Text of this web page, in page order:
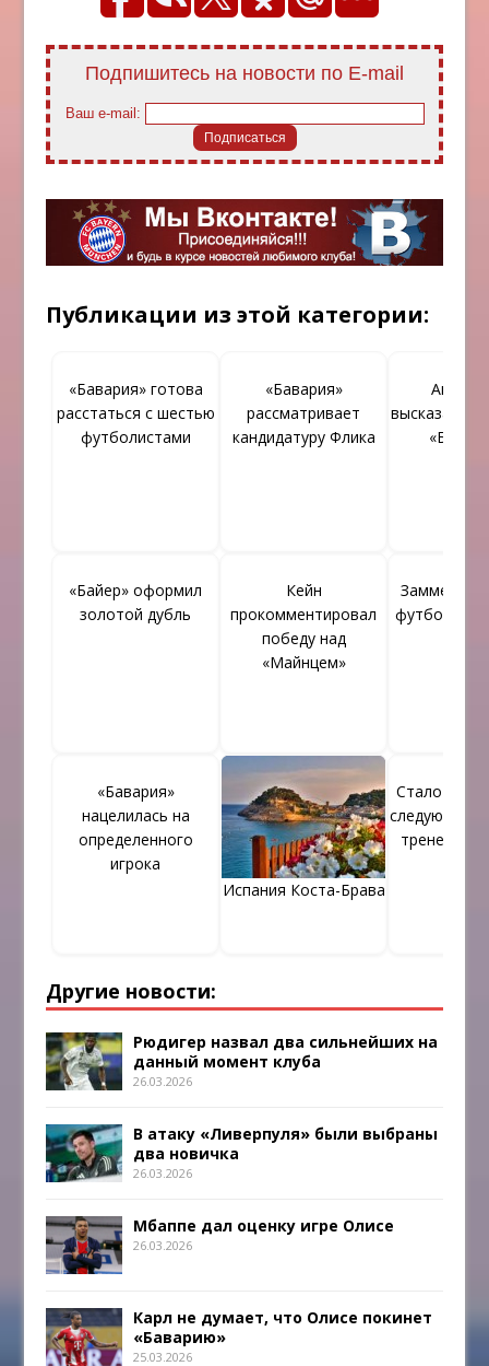
Подпишитесь на новости по E-mail
Ваш e-mail:
Публикации из этой категории:
«Бавария» готова
расстаться с шестью
футболистами
«Бавария»
рассматривает
кандидатуру Флика
высказался
«Байер» оформил
золотой дубль
Кейн
прокомментировал
победу над
«Майнцем»
Заммер
футболом
«Бавария»
нацелилась на
определенного
игрока
Испания Коста-Брава
Стало
следующего
тренера
Другие новости:
Рюдигер назвал два сильнейших на
данный момент клуба
26.03.2026
В атаку «Ливерпуля» были выбраны
два новичка
26.03.2026
Мбаппе дал оценку игре Олисе
26.03.2026
Карл не думает, что Олисе покинет
«Баварию»
25.03.2026